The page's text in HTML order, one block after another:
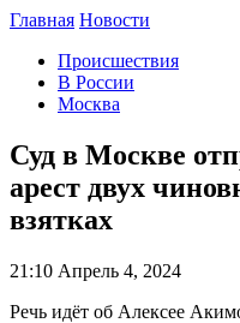
Главная Новости
Происшествия
В России
Москва
Суд в Москве
арест двух
взятках
21:10 Апрель 4, 2024
Речь идёт об Алексее